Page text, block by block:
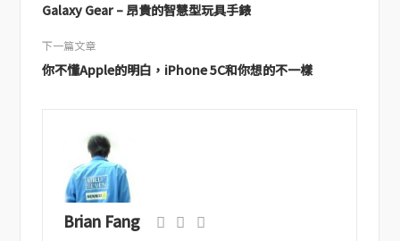
Galaxy Gear – 昂貴的智慧型玩具手錶
下一篇文章
你不懂Apple的明白，iPhone 5C和你想的不一樣
Brian Fang